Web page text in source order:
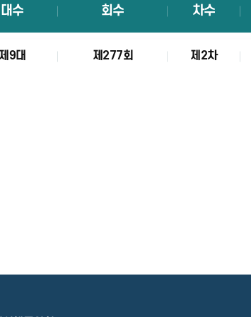
대수 회수 차수
제9대 제277회 제2차